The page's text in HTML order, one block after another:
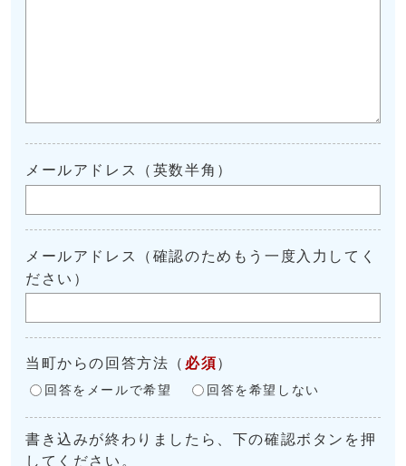
メールアドレス（英数半角）
メールアドレス（確認のためもう一度入力してく
ださい）
当町からの回答方法 （ 必須 ）
回答をメールで希望 回答を希望しない
書き込みが終わりましたら、下の確認ボタンを押
してください。